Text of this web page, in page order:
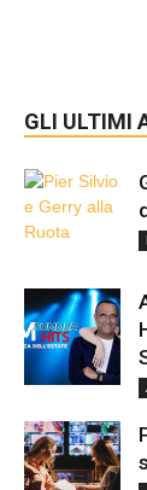
GLI ULTIMI